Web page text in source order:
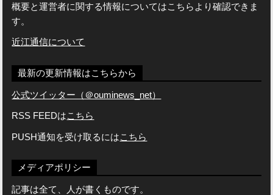
概要と運営者に関する情報についてはこちらより確認できま
す。
近江通信について
最新の更新情報はこちらから
公式ツイッター（＠ouminews_net）
RSS FEEDはこちら
PUSH通知を受け取るにはこちら
メディアポリシー
記事は全て、人が書くものです。